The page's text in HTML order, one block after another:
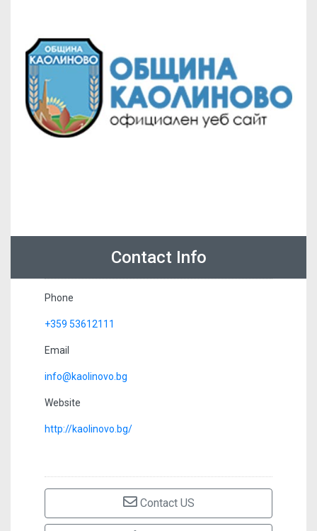
Contact Info
Phone
+359 53612111
Email
info@kaolinovo.bg
Website
http://kaolinovo.bg/
Contact US